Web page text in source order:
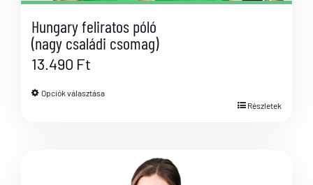
Hungary feliratos póló
(nagy családi csomag)
13.490 Ft
Opciók választása
Részletek